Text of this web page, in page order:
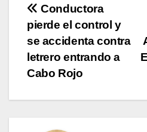
Navegación
de
entradas
Conductora
pierde el control y
se accidenta contra
letrero entrando a
Cabo Rojo